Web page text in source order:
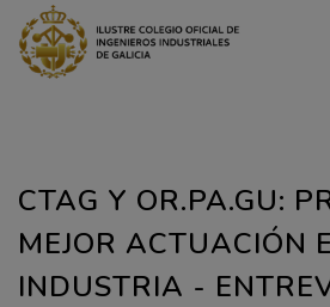
CTAG Y OR.PA.GU:
MEJOR ACTUACIÓN
INDUSTRIA -